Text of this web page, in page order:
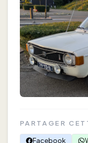
PARTAGER
Facebook